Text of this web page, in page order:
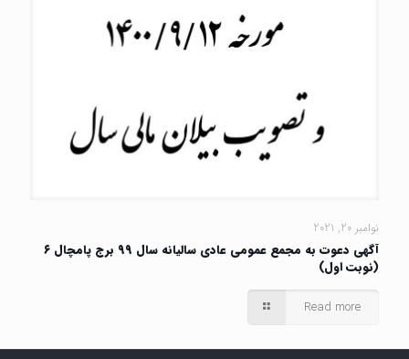
نوامبر 20, 2021
آگهی دعوت به مجمع عمومی عادی سالیانه سال ۹۹ برج پامچال ۶
(نوبت اول)
Read more